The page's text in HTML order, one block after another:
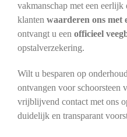
vakmanschap met een
klanten waarderen ons met
ontvangt u een officieel
opstalverzekering.
Wilt u besparen op
ontvangen voor schoorsteen
vrijblijvend contact met ons
duidelijk en transparant